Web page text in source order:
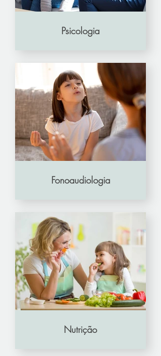
Psicologia
Fonoaudiologia
Nutrição